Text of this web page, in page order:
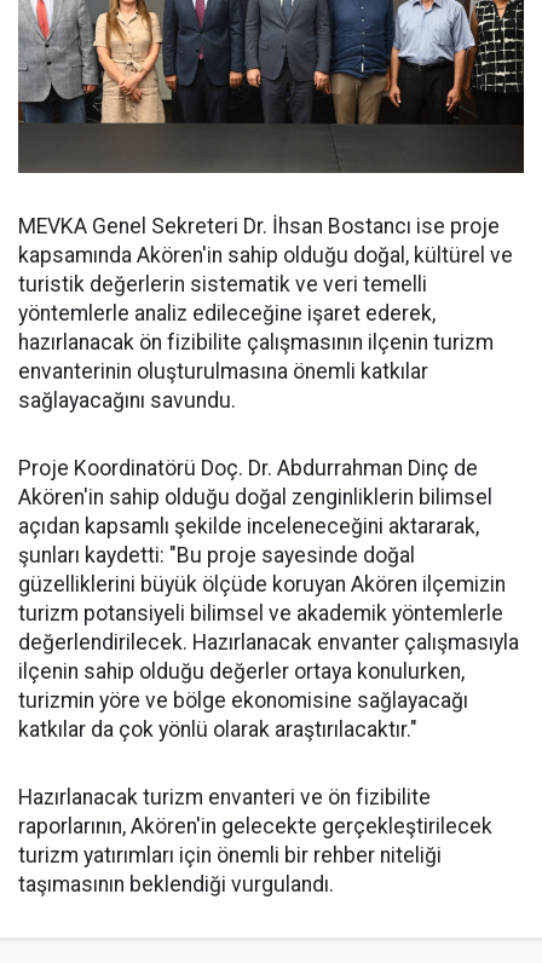
MEVKA Genel Sekreteri Dr. İhsan Bostancı ise proje
kapsamında Akören'in sahip olduğu doğal, kültürel ve
turistik değerlerin sistematik ve veri temelli
yöntemlerle analiz edileceğine işaret ederek,
hazırlanacak ön fizibilite çalışmasının ilçenin turizm
envanterinin oluşturulmasına önemli katkılar
sağlayacağını savundu.
Proje Koordinatörü Doç. Dr. Abdurrahman Dinç de
Akören'in sahip olduğu doğal zenginliklerin bilimsel
açıdan kapsamlı şekilde inceleneceğini aktararak,
şunları kaydetti: "Bu proje sayesinde doğal
güzelliklerini büyük ölçüde koruyan Akören ilçemizin
turizm potansiyeli bilimsel ve akademik yöntemlerle
değerlendirilecek. Hazırlanacak envanter çalışmasıyla
ilçenin sahip olduğu değerler ortaya konulurken,
turizmin yöre ve bölge ekonomisine sağlayacağı
katkılar da çok yönlü olarak araştırılacaktır."
Hazırlanacak turizm envanteri ve ön fizibilite
raporlarının, Akören'in gelecekte gerçekleştirilecek
turizm yatırımları için önemli bir rehber niteliği
taşımasının beklendiği vurgulandı.